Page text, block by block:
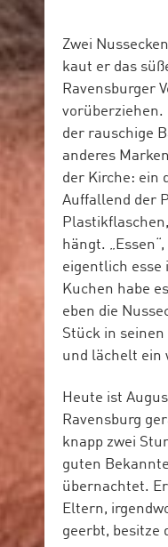
Zwei
kaut er das
Ravensburger
vorüberziehen.
der rauschige
anderes
der Kirche: ein
Auffallend der
hängt.
eigentlich esse
Kuchen habe
eben die
Stück in
und lächelt ein
Heute ist
Ravensburg
knapp zwei
guten
übernachtet.
Eltern,
geerbt, besitze